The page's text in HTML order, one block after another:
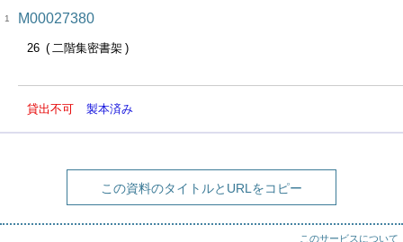
1 M00027380
26 二階集密書架
貸出不可 製本済み
この資料のタイトルとURLをコピー
このサービスについて